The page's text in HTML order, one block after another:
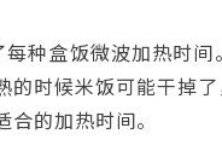
种盒饭微波加热时
的时候米饭可能干掉
的加热时间。